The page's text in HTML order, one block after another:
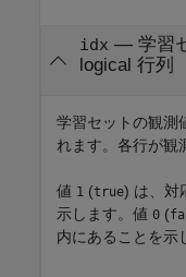
idx — 学習
logical 行列
学習セットの観測
れます。各行が観
値 1 (true) は、対
示します。値 0 (
内にあることを示